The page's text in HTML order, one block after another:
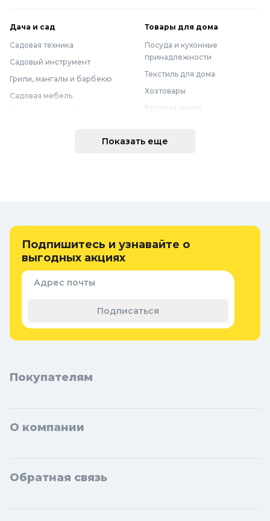
Дача и сад
Садовая техника
Садовый инструмент
Грили, мангалы и барбекю
Садовая мебель
туалеты
Удобрения, химикаты и средства
защиты
Семена и растения
Теплицы, парники и укрывной
Товары для дома
Посуда и кухонные
принадлежности
Текстиль для дома
Хозтовары
Бытовая химия
Мебель
Самогоноварение
Интерьерные коврики
Показать еще
Подпишитесь и узнавайте о
выгодных акциях
Адрес почты
Подписаться
Покупателям
О компании
Обратная связь